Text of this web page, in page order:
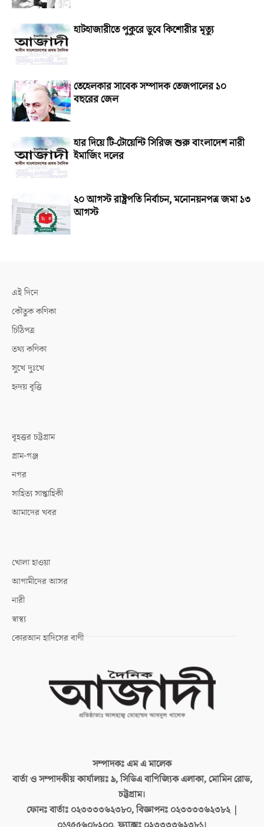
হাটহাজারীতে পুকুরে ডুবে কিশোরীর মৃত্যু
তেহেলকার সাবেক সম্পাদক তেজপালের ১০
বছরের জেল
হার দিয়ে টি-টোয়েন্টি সিরিজ শুরু বাংলাদেশ নারী
ইমার্জিং দলের
২০ আগস্ট রাষ্ট্রপতি নির্বাচন, মনোনয়নপত্র জমা ১৩
আগস্ট
এই দিনে
কৌতুক কণিকা
চিঠিপত্র
তথ্য কণিকা
সুখে দুঃখে
হৃদয় বৃত্তি
বৃহত্তর চট্টগ্রাম
গ্রাম-গঞ্জ
নগর
সাহিত্য সাপ্তাহিকী
আমাদের খবর
খোলা হাওয়া
আগামীদের আসর
নারী
স্বাস্থ্য
কোরআন হাদিসের বাণী
সম্পাদকঃএম এ মালেক
বার্তা ও সম্পাদকীয় কার্যালয়ঃ৯, সিডিএ বাণিজ্যিক এলাকা, মোমিন রোড,
চট্টগ্রাম।
ফোনঃ বার্তাঃ ০২৩৩৩৩৬২৩৮০, বিজ্ঞাপনঃ ০২৩৩৩৩৬২৩৮২ |